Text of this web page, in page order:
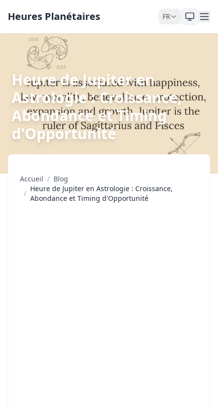
Heures Planétaires FR
Heure de Jupiter en
Astrologie : Croissance,
Abondance et Timing
d'Opportunité
Accueil / Blog
/
Heure de Jupiter en Astrologie : Croissance,
Abondance et Timing d'Opportunité